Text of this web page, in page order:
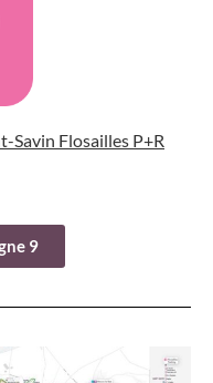
Savin Flosailles P+R
9